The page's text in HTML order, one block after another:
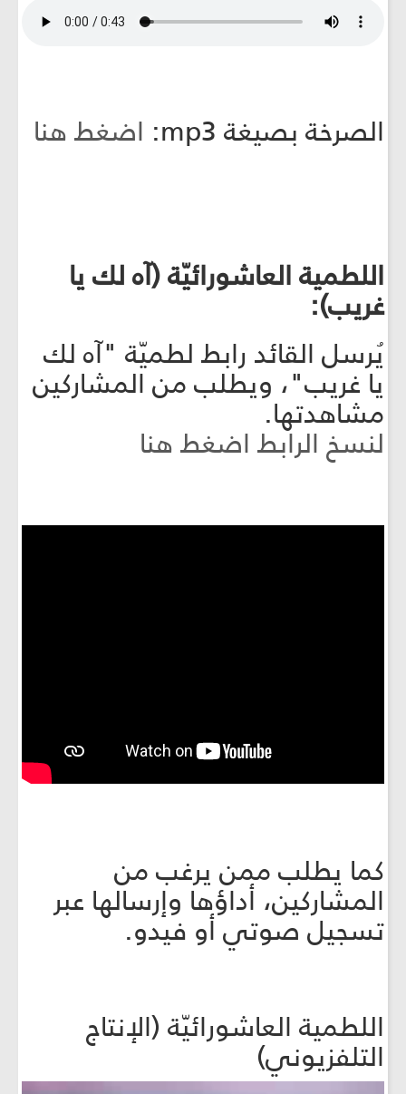
الصرخة بصيغة mp3: اضغط هنا
اللطمية العاشورائيّة (آه لك يا
غريب):
يُرسل القائد رابط لطميّة "آه لك
يا غريب"، ويطلب من المشاركين
مشاهدتها.
لنسخ الرابط اضغط هنا
كما يطلب ممن يرغب من
المشاركين، أداؤها وإرسالها عبر
تسجيل صوتي أو فيدو.
اللطمية العاشورائيّة (الإنتاج
التلفزيوني)